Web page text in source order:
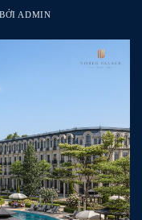
BỞI ADMIN